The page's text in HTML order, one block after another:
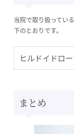
当院で取り扱ってい
下のとおりです。
ヒルドイドロ
まとめ